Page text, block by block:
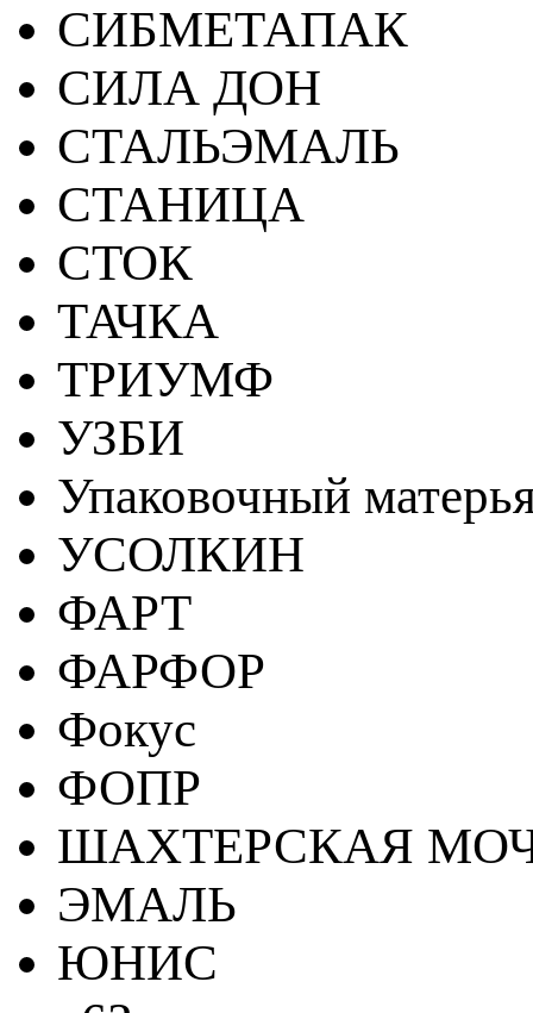
СИБМЕТАПАК
СИЛА ДОН
СТАЛЬЭМАЛЬ
СТАНИЦА
СТОК
ТАЧКА
ТРИУМФ
УЗБИ
Упаковочный
УСОЛКИН
ФАРТ
ФАРФОР
Фокус
ФОПР
ШАХТЕРСКАЯ
ЭМАЛЬ
ЮНИС